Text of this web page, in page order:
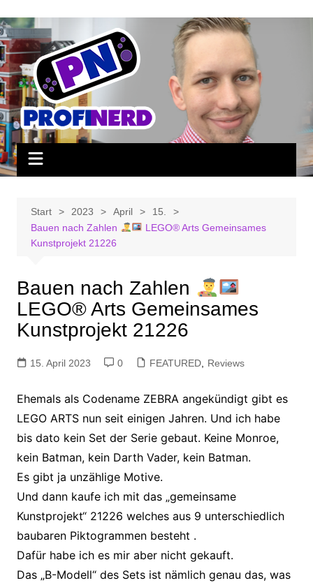
Inhalt
springen
Start 2023 April
15.
Bauen nach Zahlen
LEGO® Arts Gemeinsames
Kunstprojekt 21226
Bauen nach Zahlen
LEGO® Arts Gemeinsames
Kunstprojekt 21226
15. April 2023 0 FEATURED, Reviews
Ehemals als Codename ZEBRA angekündigt gibt es
LEGO ARTS nun seit einigen Jahren. Und ich habe
bis dato kein Set der Serie gebaut. Keine Monroe,
kein Batman, kein Darth Vader, kein Batman.
Es gibt ja unzählige Motive.
Und dann kaufe ich mit das „gemeinsame
Kunstprojekt“ 21226 welches aus 9 unterschiedlich
baubaren Piktogrammen besteht .
Dafür habe ich es mir aber nicht gekauft.
Das „B-Modell“ des Sets ist nämlich genau das, was